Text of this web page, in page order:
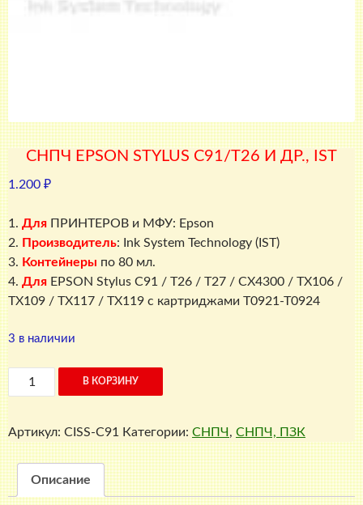
СНПЧ EPSON STYLUS C91/Т26 И ДР., IST
1.200 ₽
1. Для ПРИНТЕРОВ и МФУ: Epson
2. Производитель: Ink System Technology (IST)
3. Контейнеры по 80 мл.
4. Для EPSON Stylus C91 / T26 / T27 / CX4300 / TX106 /
TX109 / TX117 / TX119 с картриджами T0921-T0924
3 в наличии
Количество
товара
СНПЧ
Epson
Stylus
C91/
Т26
В КОРЗИНУ
Артикул: CISS-C91 Категории: СНПЧ , СНПЧ, ПЗК
Описание